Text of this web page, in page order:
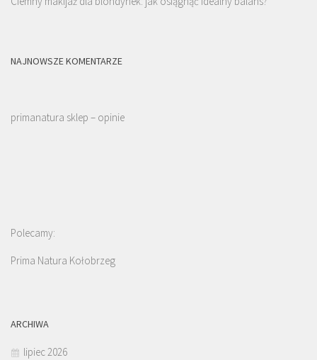
NAJNOWSZE KOMENTARZE
primanatura sklep – opinie
Polecamy:
Prima Natura Kołobrzeg
ARCHIWA
lipiec 2026